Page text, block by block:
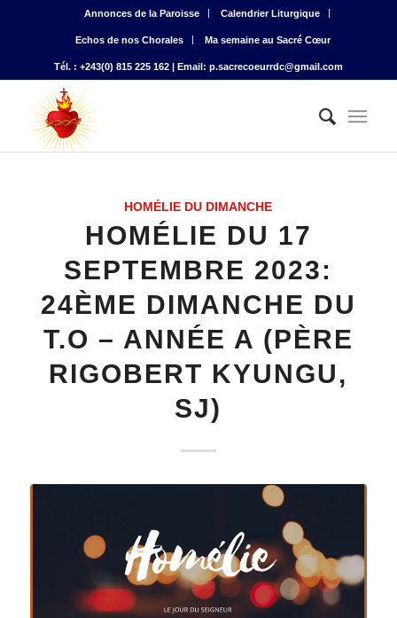
Annonces de la Paroisse Calendrier Liturgique
Echos de nos Chorales Ma semaine au Sacré Cœur
Tél. : +243(0) 815 225 162 | Email: p.sacrecoeurrdc@gmail.com
HOMÉLIE DU DIMANCHE
HOMÉLIE DU 17
SEPTEMBRE 2023:
24ÈME DIMANCHE DU
T.O – ANNÉE A (PÈRE
RIGOBERT KYUNGU,
SJ)